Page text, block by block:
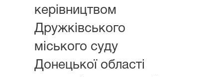
керівництвом
Дружківського
міського суду
Донецької області